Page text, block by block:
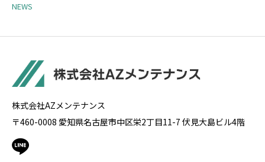
NEWS
株式会社AZメンテナンス
〒460-0008 愛知県名古屋市中区栄2丁目11-7 伏見大島ビル4階